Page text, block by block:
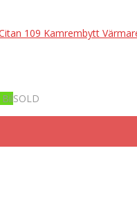
109 Kamrembytt
SOLD